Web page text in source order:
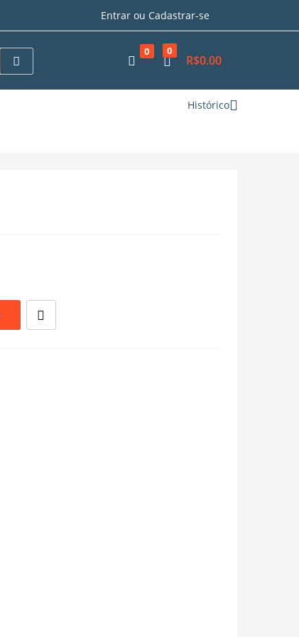
Entrar ou Cadastrar-se
0 0
R$0.00
Histórico